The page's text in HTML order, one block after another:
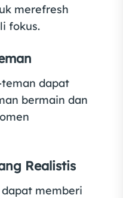
merefresh
fokus.
dapat
bermain dan
Realistis
memberi